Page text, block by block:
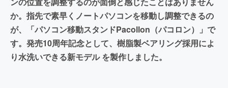
か。指先で素早くノートパソコンを移動し調整できるの
が、「パソコン移動スタンドPacollon（パコロン）」で
す。発売10周年記念として、樹脂製ベアリング採用によ
り水洗いできる新モデル を製作しました。